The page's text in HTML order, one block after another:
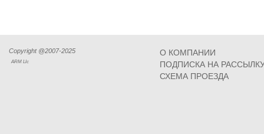
Copyright @2007-2025
ARM Llc
О КОМПАНИИ
ПОДПИСКА НА
СХЕМА ПРОЕЗДА